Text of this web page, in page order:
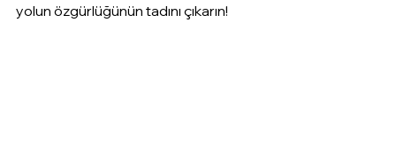
yolun özgürlüğünün tadını çıkarın!